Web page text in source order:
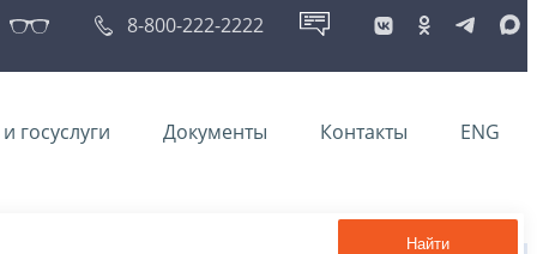
8-800-222-2222
госуслуги Документы Контакты ENG
Найти